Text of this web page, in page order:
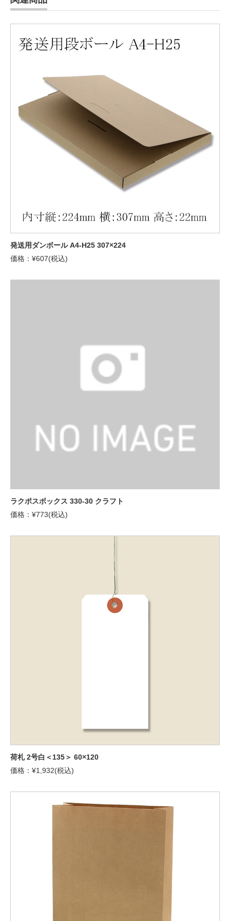
発送用ダンボール A4-H25 307×224
価格：¥607(税込)
ラクポスボックス 330-30 クラフト
価格：¥773(税込)
荷札 2号白＜135＞ 60×120
価格：¥1,932(税込)